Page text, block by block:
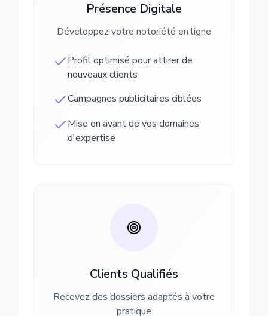
Présence Digitale
Développez votre notoriété en ligne
Profil optimisé pour attirer de
nouveaux clients
Campagnes publicitaires ciblées
Mise en avant de vos domaines
d'expertise
Clients Qualifiés
Recevez des dossiers adaptés à votre
pratique